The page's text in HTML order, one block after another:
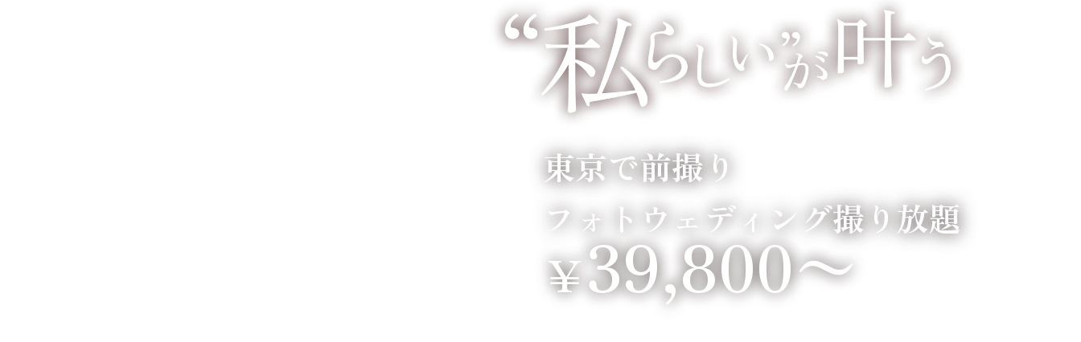
東京で前撮り
フォトウェディング撮り放題
￥39,800〜